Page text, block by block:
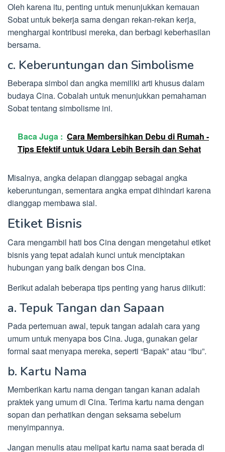
Oleh karena itu, penting untuk menunjukkan kemauan
Sobat untuk bekerja sama dengan rekan-rekan kerja,
menghargai kontribusi mereka, dan berbagi keberhasilan
bersama.
c. Keberuntungan dan Simbolisme
Beberapa simbol dan angka memiliki arti khusus dalam
budaya Cina. Cobalah untuk menunjukkan pemahaman
Sobat tentang simbolisme ini.
Baca Juga : Cara Membersihkan Debu di Rumah -
Tips Efektif untuk Udara Lebih Bersih dan Sehat
Misalnya, angka delapan dianggap sebagai angka
keberuntungan, sementara angka empat dihindari karena
dianggap membawa sial.
Etiket Bisnis
Cara mengambil hati bos Cina dengan mengetahui etiket
bisnis yang tepat adalah kunci untuk menciptakan
hubungan yang baik dengan bos Cina.
Berikut adalah beberapa tips penting yang harus diikuti:
a. Tepuk Tangan dan Sapaan
Pada pertemuan awal, tepuk tangan adalah cara yang
umum untuk menyapa bos Cina. Juga, gunakan gelar
formal saat menyapa mereka, seperti “Bapak” atau “Ibu”.
b. Kartu Nama
Memberikan kartu nama dengan tangan kanan adalah
praktek yang umum di Cina. Terima kartu nama dengan
sopan dan perhatikan dengan seksama sebelum
menyimpannya.
Jangan menulis atau melipat kartu nama saat berada di